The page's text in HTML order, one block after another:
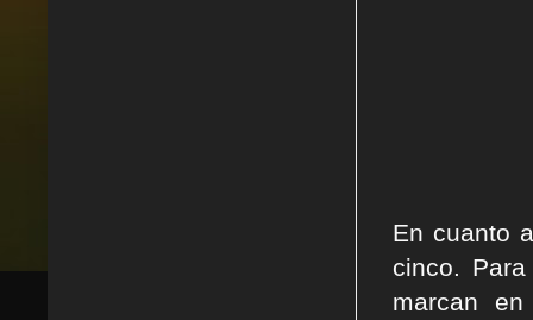
En cuanto
cinco.
marcan